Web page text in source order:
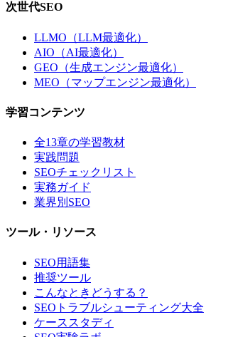
次世代SEO
LLMO（LLM最適化）
AIO（AI最適化）
GEO（生成エンジン最適化）
MEO（マップエンジン最適化）
学習コンテンツ
全13章の学習教材
実践問題
SEOチェックリスト
実務ガイド
業界別SEO
ツール・リソース
SEO用語集
推奨ツール
こんなときどうする？
SEOトラブルシューティング大全
ケーススタディ